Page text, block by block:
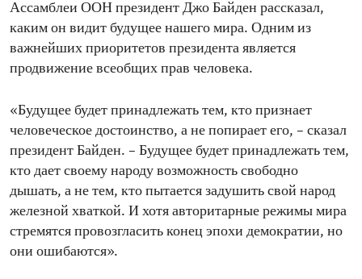
Ассамблеи ООН президент Джо Байден рассказал,
каким он видит будущее нашего мира. Одним из
важнейших приоритетов президента является
продвижение всеобщих прав человека.
«Будущее будет принадлежать тем, кто признает
человеческое достоинство, а не попирает его, – сказал
президент Байден. – Будущее будет принадлежать тем,
кто дает своему народу возможность свободно
дышать, а не тем, кто пытается задушить свой народ
железной хваткой. И хотя авторитарные режимы мира
стремятся провозгласить конец эпохи демократии, но
они ошибаются».